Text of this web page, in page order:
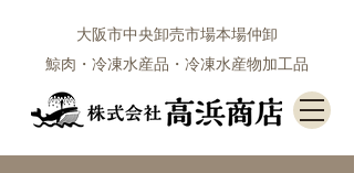
大阪市中央卸売市場本場仲卸
鯨肉・冷凍水産品・冷凍水産物加工品